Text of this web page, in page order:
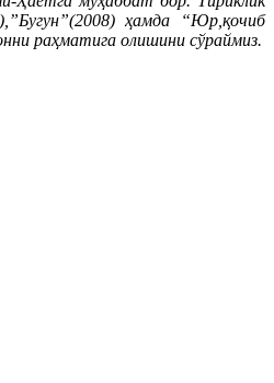
ҳамда “Юр,қочиб
раҳматига олишини сўраймиз.